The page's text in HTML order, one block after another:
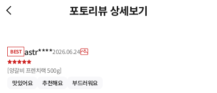
포토리뷰 상세보기
BEST astr****2026.06.24
[양갈비 프렌치랙 500g]
맛있어요
추천해요 부드러워요